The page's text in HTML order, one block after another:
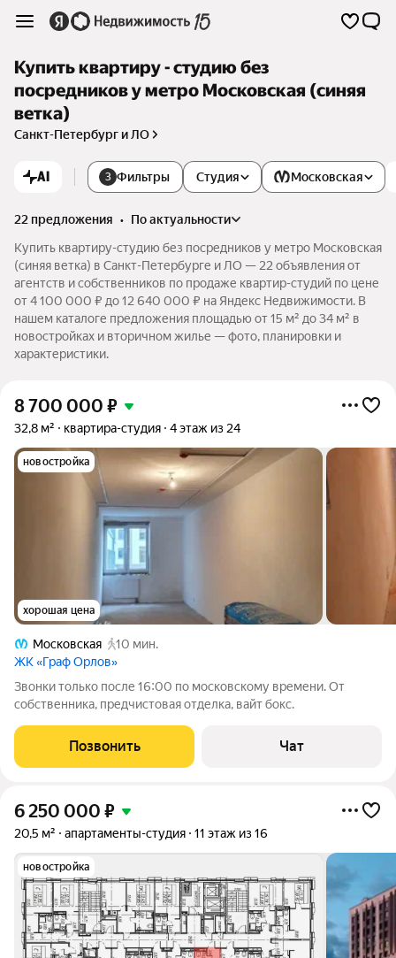
Купить квартиру - студию без
посредников у метро Московская (синяя
ветка)
Санкт-Петербург и ЛО
AI 3 Фильтры Студия Московская
22 предложения •
по актуальности
Купить квартиру-студию без посредников у метро Московская
(синяя ветка) в Санкт-Петербурге и ЛО — 22 объявления от
агентств и собственников по продаже квартир-студий по цене
от 4 100 000 ₽ до 12 640 000 ₽ на Яндекс Недвижимости. В
нашем каталоге предложения площадью от 15 м² до 34 м² в
новостройках и вторичном жилье — фото, планировки и
характеристики.
8 700 000 ₽
32,8 м² квартира-студия 4 этаж из 24
новостройка
хорошая цена
Московская
10 мин.
ЖК «Граф Орлов»
Звонки только после 16:00 по московскому времени. От
собственника, предчистовая отделка, вайт бокс.
Позвонить Чат
6 250 000 ₽
20,5 м² апартаменты-студия 11 этаж из 16
новостройка